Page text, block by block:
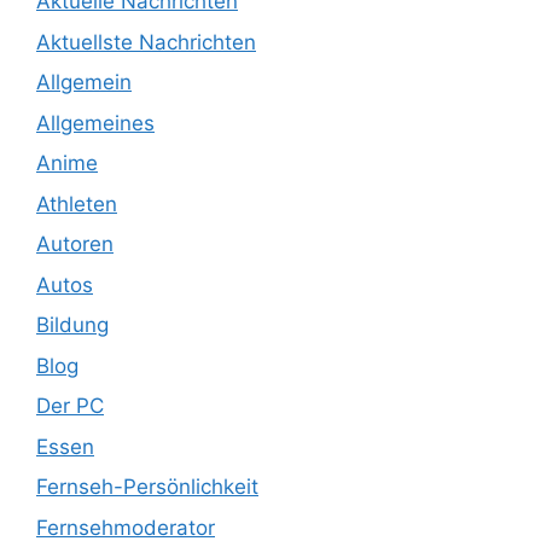
Aktuellste Nachrichten
Allgemein
Allgemeines
Anime
Athleten
Autoren
Autos
Bildung
Blog
Der PC
Essen
Fernseh-Persönlichkeit
Fernsehmoderator